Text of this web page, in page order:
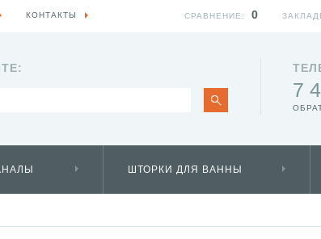
7
ШТОРКИ ДЛЯ ВАННЫ
КОНТАКТЫ СРАВНЕНИЕ: 0